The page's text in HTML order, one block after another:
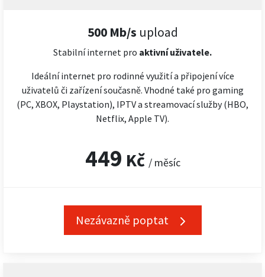
500 Mb/s upload
Stabilní internet pro aktivní uživatele.
Ideální internet pro rodinné využití a připojení více
uživatelů či zařízení současně. Vhodné také pro gaming
(PC, XBOX, Playstation), IPTV a streamovací služby (HBO,
Netflix, Apple TV).
449 Kč / měsíc
Nezávazně poptat